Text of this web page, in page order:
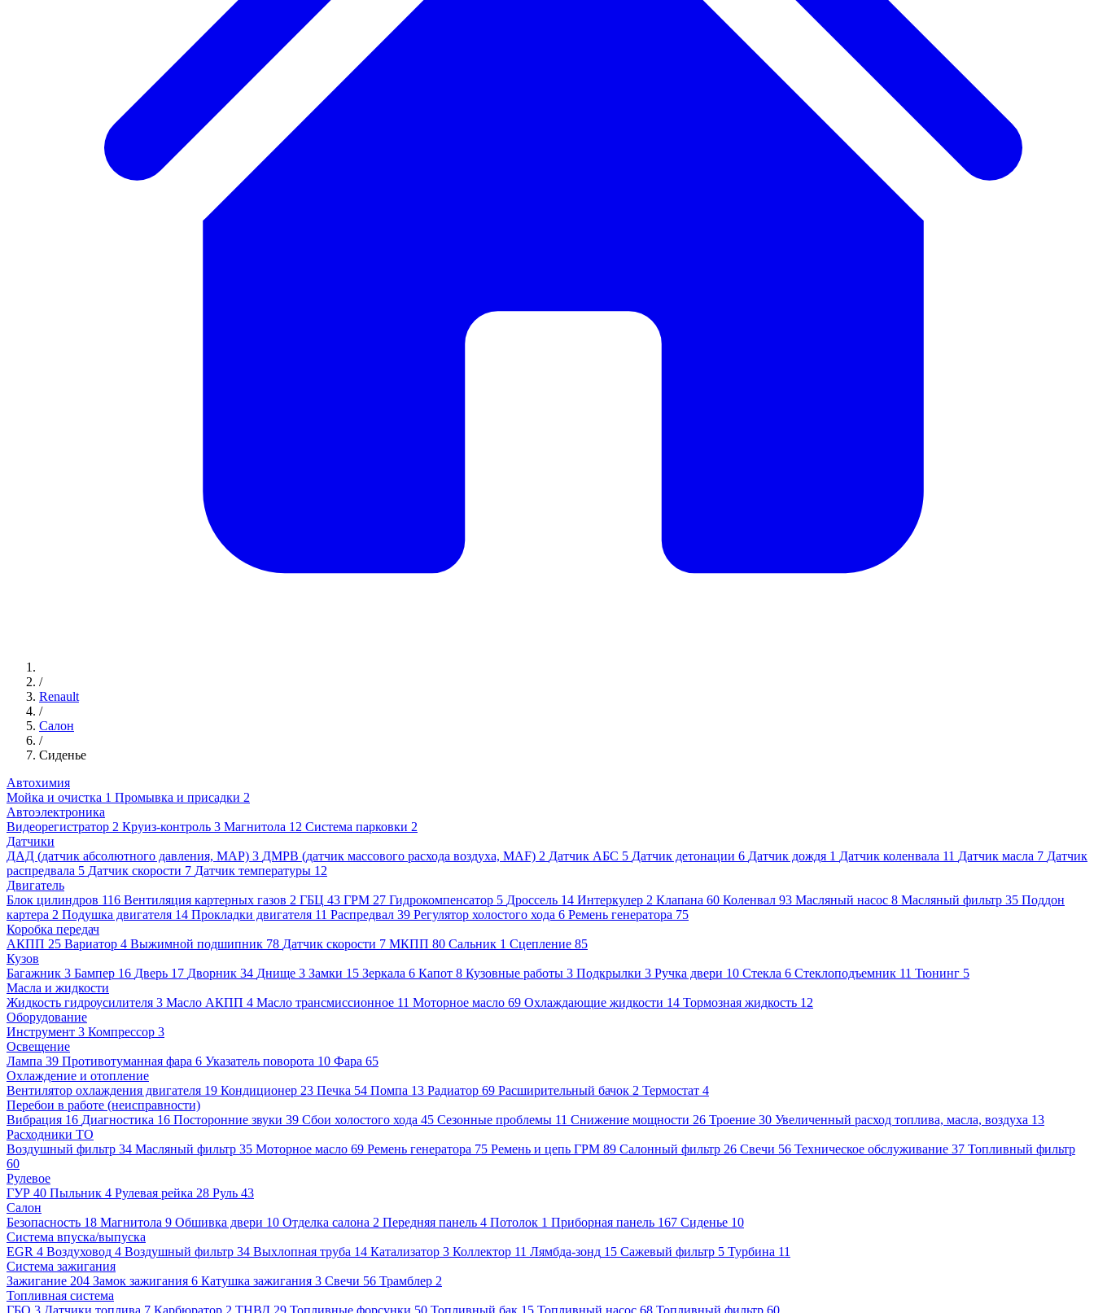
/
Renault
/
Салон
/
Сиденье
Автохимия
Мойка и очистка 1 Промывка и присадки 2
Автоэлектроника
Видеорегистратор 2 Круиз-контроль 3 Магнитола 12 Система парковки 2
Датчики
ДАД (датчик абсолютного давления, MAP) 3 ДМРВ (датчик массового расхода воздуха, MAF) 2 Датчик АБС 5 Датчик детонации 6 Датчик дождя 1 Датчик коленвала 11 Датчик масла 7 Датчик
распредвала 5 Датчик скорости 7 Датчик температуры 12
Двигатель
Блок цилиндров 116 Вентиляция картерных газов 2 ГБЦ 43 ГРМ 27 Гидрокомпенсатор 5 Дроссель 14 Интеркулер 2 Клапана 60 Коленвал 93 Масляный насос 8 Масляный фильтр 35 Поддон
картера 2 Подушка двигателя 14 Прокладки двигателя 11 Распредвал 39 Регулятор холостого хода 6 Ремень генератора 75
Коробка передач
АКПП 25 Вариатор 4 Выжимной подшипник 78 Датчик скорости 7 МКПП 80 Сальник 1 Сцепление 85
Кузов
Багажник 3 Бампер 16 Дверь 17 Дворник 34 Днище 3 Замки 15 Зеркала 6 Капот 8 Кузовные работы 3 Подкрылки 3 Ручка двери 10 Стекла 6 Стеклоподъемник 11 Тюнинг 5
Масла и жидкости
Жидкость гидроусилителя 3 Масло АКПП 4 Масло трансмиссионное 11 Моторное масло 69 Охлаждающие жидкости 14 Тормозная жидкость 12
Оборудование
Инструмент 3 Компрессор 3
Освещение
Лампа 39 Противотуманная фара 6 Указатель поворота 10 Фара 65
Охлаждение и отопление
Вентилятор охлаждения двигателя 19 Кондиционер 23 Печка 54 Помпа 13 Радиатор 69 Расширительный бачок 2 Термостат 4
Перебои в работе (неисправности)
Вибрация 16 Диагностика 16 Посторонние звуки 39 Сбои холостого хода 45 Сезонные проблемы 11 Снижение мощности 26 Троение 30 Увеличенный расход топлива, масла, воздуха 13
Расходники ТО
Воздушный фильтр 34 Масляный фильтр 35 Моторное масло 69 Ремень генератора 75 Ремень и цепь ГРМ 89 Салонный фильтр 26 Свечи 56 Техническое обслуживание 37 Топливный фильтр
60
Рулевое
ГУР 40 Пыльник 4 Рулевая рейка 28 Руль 43
Салон
Безопасность 18 Магнитола 9 Обшивка двери 10 Отделка салона 2 Передняя панель 4 Потолок 1 Приборная панель 167 Сиденье 10
Система впуска/выпуска
EGR 4 Воздуховод 4 Воздушный фильтр 34 Выхлопная труба 14 Катализатор 3 Коллектор 11 Лямбда-зонд 15 Сажевый фильтр 5 Турбина 11
Система зажигания
Зажигание 204 Замок зажигания 6 Катушка зажигания 3 Свечи 56 Трамблер 2
Топливная система
ГБО 3 Датчики топлива 7 Карбюратор 2 ТНВД 29 Топливные форсунки 50 Топливный бак 15 Топливный насос 68 Топливный фильтр 60